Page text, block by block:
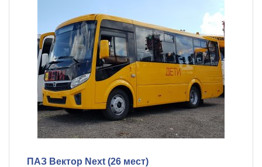
ПАЗ Вектор Next (26 мест)